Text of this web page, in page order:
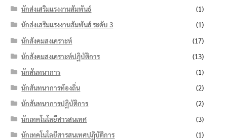
นักส่งเสริมแรงงานสัมพันธ์
(1)
นักส่งเสริมแรงงานสัมพันธ์ ระดับ 3
(1)
นักสังคมสงเคราะห์
(17)
นักสังคมสงเคราะห์ปฏิบัติการ
(13)
นักสันทนาการ
(1)
นักสันทนาการท้องถิ่น
(2)
นักสันทนาการปฏิบัติการ
(2)
นักเทคโนโลยีสารสนเทศ
(3)
นักเทคโนโลยีสารสนเทศปฏิบัติการ
(1)